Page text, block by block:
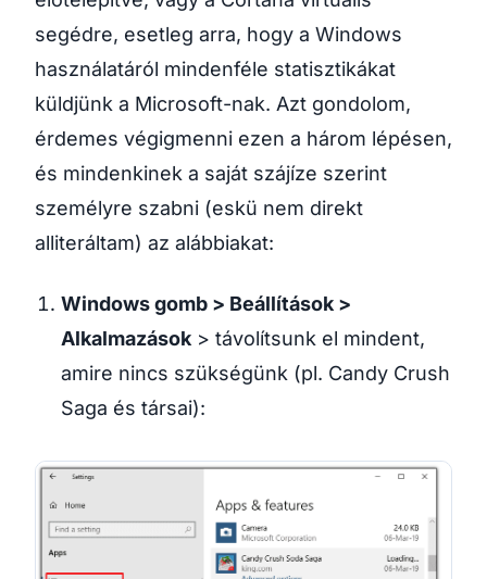
segédre, esetleg arra, hogy a Windows
használatáról mindenféle statisztikákat
küldjünk a Microsoft-nak. Azt gondolom,
érdemes végigmenni ezen a három lépésen,
és mindenkinek a saját szájíze szerint
személyre szabni (eskü nem direkt
alliteráltam) az alábbiakat:
Windows gomb > Beállítások >
Alkalmazások > távolítsunk el mindent,
amire nincs szükségünk (pl. Candy Crush
Saga és társai):